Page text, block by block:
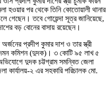
হওয়ার পর থেকে তিনি কোতোয়ালী থানার
গেছেন। তবে গোয়েন্দা সূত্র জানিয়েছে,
বড় বোনের বাসায় রয়েছেন।
প্রদীপ কুমার দাশ ও তার স্ত্রী
দমন কমিশন (দুদক)। ৩ কোটি ৯৫ লাখ ৫
দুদক চট্টগ্রাম সমন্বিত জেলা
কার্যালয়-২ এর সহকারি পরিচালক মো.